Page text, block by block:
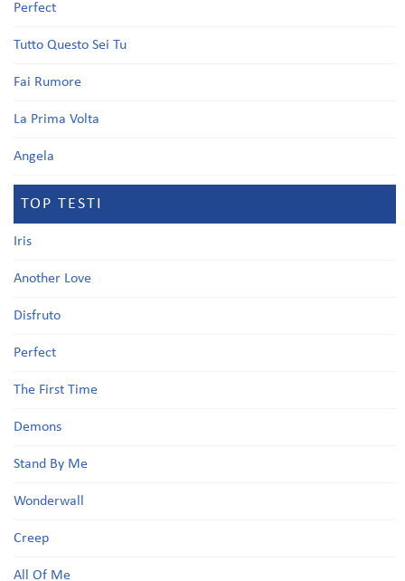
Perfect
Tutto Questo Sei Tu
Fai Rumore
La Prima Volta
Angela
TOP TESTI
Iris
Another Love
Disfruto
Perfect
The First Time
Demons
Stand By Me
Wonderwall
Creep
All Of Me